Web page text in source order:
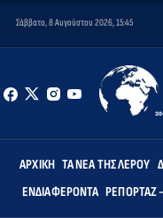
Σάββατο, 8 Αυγούστου 2026, 15:45
ΑΡΧΙΚΉ ΤΑ ΝΈΑ ΤΗΣ ΛΈΡΟΥ
ΕΝΔΙΑΦΈΡΟΝΤΑ ΡΕΠΟΡΤΆΖ -